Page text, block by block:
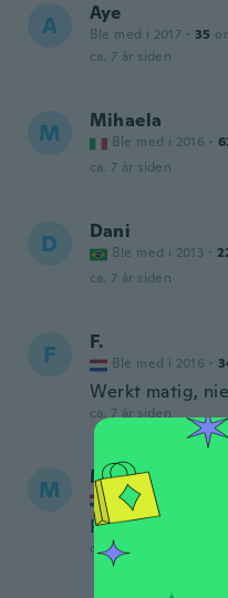
A Aye
Ble med i 2017 · 35
ca. 7 år siden
M Mihaela
Ble med i 2016 ·
ca. 7 år siden
D Dani
Ble med i 2013 ·
ca. 7 år siden
F F.
Ble med i 2016 ·
Werkt matig,
ca. 7 år siden
M Michelle
Ble med i 2017
Prima stevig
ca. 7 år siden